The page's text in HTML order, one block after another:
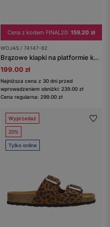
Cena z kodem FINAL20: 159.20 zł
WOJAS / 74147-62
Brązowe klapki na platformie korkowej
199.00 zł
Najniższa cena z 30 dni przed
wprowadzeniem obniżki: 239.00 zł
Cena regularna: 299.00 zł
Wyprzedaż
20%
Tylko online